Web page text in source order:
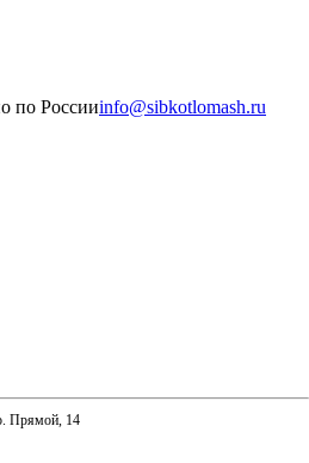
по Россииinfo@sibkotlomash.ru
Прямой, 14